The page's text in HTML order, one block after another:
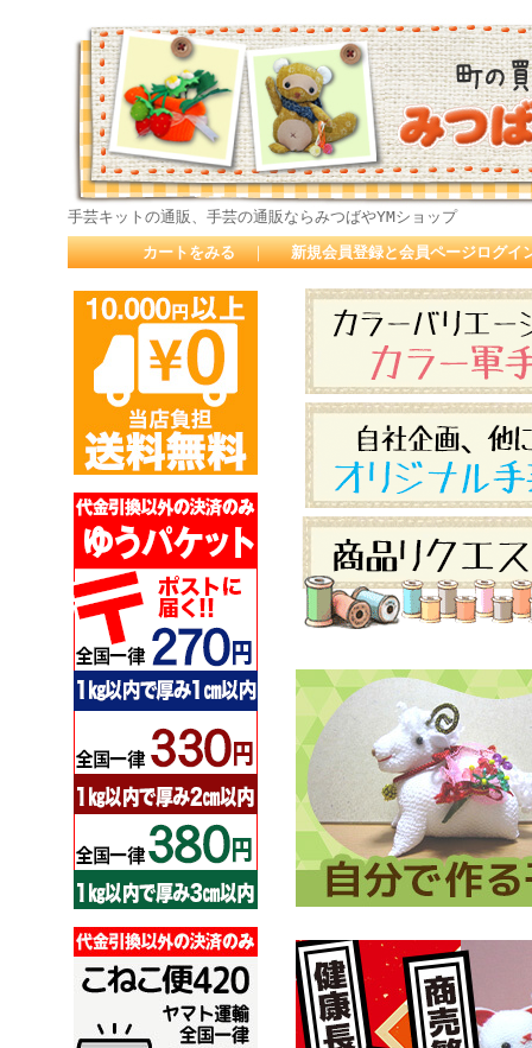
手芸キットの通販、手芸の通販ならみつばやYMショップ
カートをみる ｜ 新規会員登録と会員ページログイ